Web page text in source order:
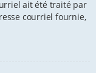
ait été traité par
courriel fournie,